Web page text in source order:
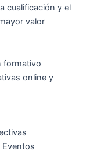
cualificación y el
valor
formativo
online y
Eventos